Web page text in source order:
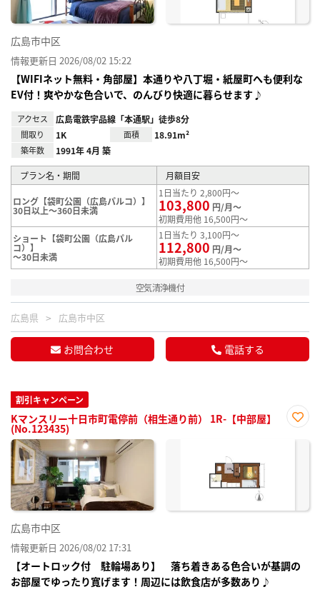
広島市中区
情報更新日 2026/08/02 15:22
【WIFIネット無料・角部屋】本通りや八丁堀・紙屋町へも便利な
EV付！爽やかな色合いで、のんびり快適に暮らせます♪
アクセス 広島電鉄宇品線「本通駅」徒歩8分
間取り 1K 面積 18.91m²
築年数 1991年 4月 築
プラン名・期間 月額目安
ロング【袋町公園（広島パルコ）】
30日以上～360日未満
1日当たり 2,800円～
103,800 円/月～
初期費用他 16,500円～
ショート【袋町公園（広島パル
コ）】
～30日未満
1日当たり 3,100円～
112,800 円/月～
初期費用他 16,500円～
空気清浄機付
広島県 広島市中区
お問合わせ 電話する
割引キャンペーン
Kマンスリー十日市町電停前（相生通り前） 1R-【中部屋】
(No.123435)
に入
広島市中区
情報更新日 2026/08/02 17:31
【オートロック付 駐輪場あり】 落ち着きある色合いが基調の
お部屋でゆったり寛げます！周辺には飲食店が多数あり♪